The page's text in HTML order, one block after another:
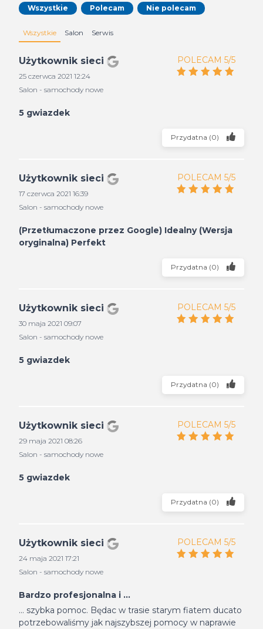
Wszystkie Salon Serwis
Wszystkie Polecam Nie polecam
Użytkownik sieci
25 czerwca 2021 12:24
Salon - samochody nowe
POLECAM 5/5
5 gwiazdek
Przydatna (0)
Użytkownik sieci
17 czerwca 2021 16:39
Salon - samochody nowe
POLECAM 5/5
(Przetłumaczone przez Google) Idealny (Wersja
oryginalna) Perfekt
Przydatna (0)
Użytkownik sieci
30 maja 2021 09:07
Salon - samochody nowe
POLECAM 5/5
5 gwiazdek
Przydatna (0)
Użytkownik sieci
29 maja 2021 08:26
Salon - samochody nowe
POLECAM 5/5
5 gwiazdek
Przydatna (0)
Użytkownik sieci
24 maja 2021 17:21
Salon - samochody nowe
POLECAM 5/5
Bardzo profesjonalna i ...
... szybka pomoc. Będac w trasie starym fiatem ducato
potrzebowaliśmy jak najszybszej pomocy w naprawie